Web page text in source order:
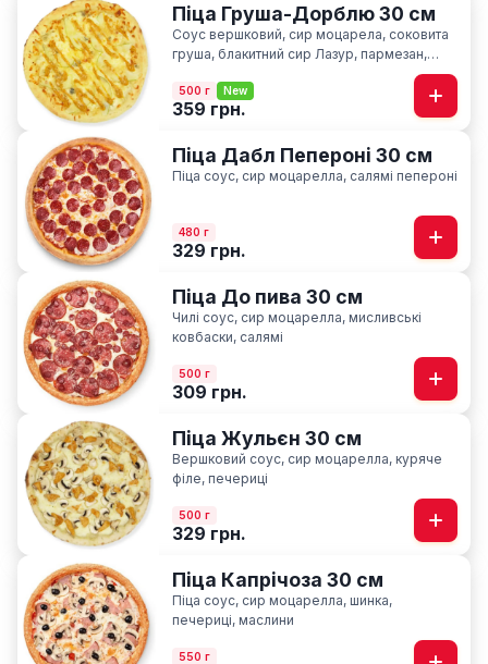
Піца Груша-Дорблю 30 см
Соус вершковий, сир моцарела, соковита
груша, блакитний сир Лазур, пармезан,
500 г New
359 грн.
Піца Дабл Пепероні 30 см
Піца соус, сир моцарелла, салямі пепероні
480 г
329 грн.
Піца До пива 30 см
Чилі соус, сир моцарелла, мисливські
ковбаски, салямі
500 г
309 грн.
Піца Жульєн 30 см
Вершковий соус, сир моцарелла, куряче
філе, печериці
500 г
329 грн.
Піца Капрічоза 30 см
Піца соус, сир моцарелла, шинка,
печериці, маслини
550 г